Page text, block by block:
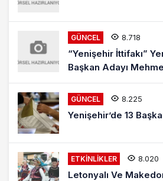
GÜNCEL 8.718
“Yenişehir İttifakı”
Başkan
GÜNCEL 8.225
Yenişehir’de 13
ETKINLIKLER 8.020
Letonyalı Ve